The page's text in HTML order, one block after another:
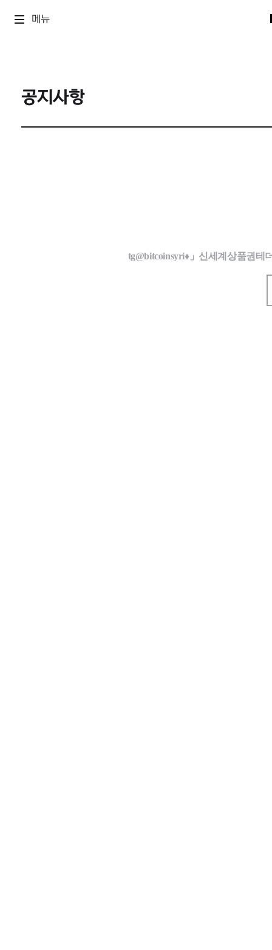
메뉴
공지사항
tg@bitcoinsyri♦」신세계상품권테